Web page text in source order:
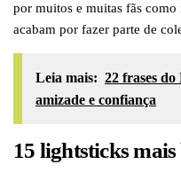
por muitos e muitas fãs
acabam por fazer parte de
Leia mais: 22 frases
amizade e confiança
15 lightsticks